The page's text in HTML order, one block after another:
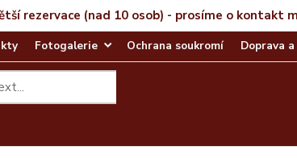
rezervace (nad 10 osob) - prosíme o kontakt
Fotogalerie Ochrana soukromí Doprava